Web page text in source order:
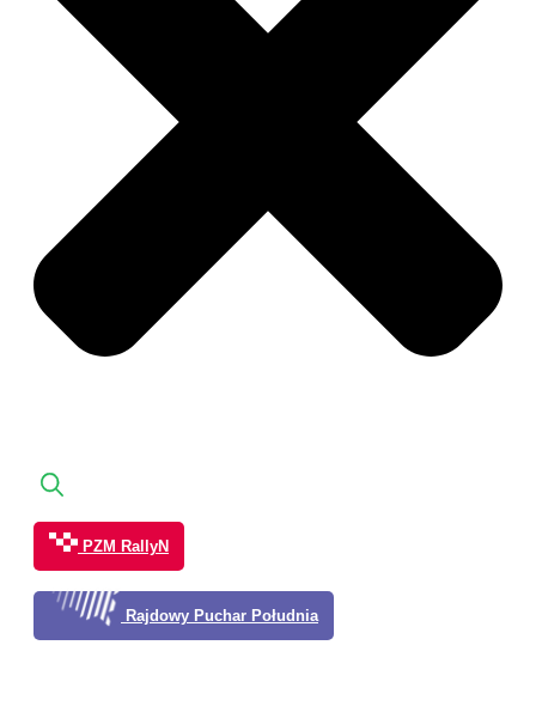
PZM RallyN
Rajdowy Puchar Południa